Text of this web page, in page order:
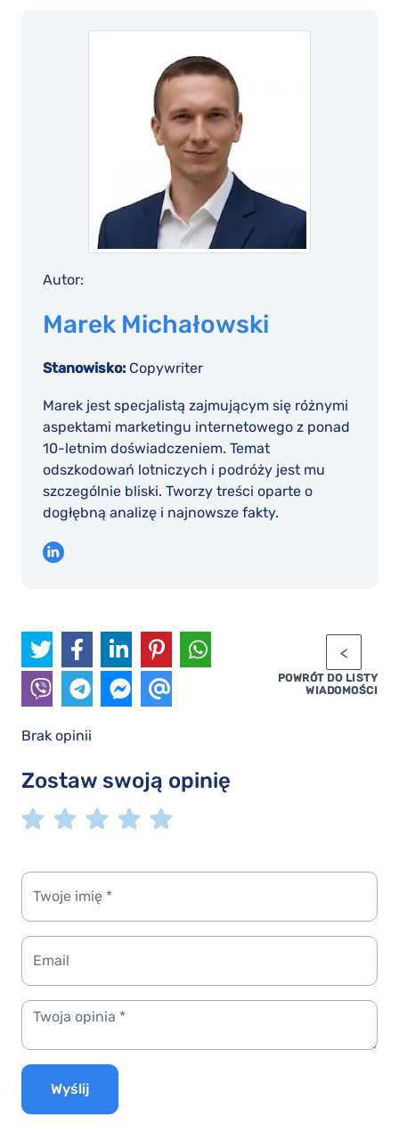
Autor:
Marek Michałowski
Stanowisko: Copywriter
Marek jest specjalistą zajmującym się różnymi
aspektami marketingu internetowego z ponad
10-letnim doświadczeniem. Temat
odszkodowań lotniczych i podróży jest mu
szczególnie bliski. Tworzy treści oparte o
dogłębną analizę i najnowsze fakty.
POWRÓT DO LISTY
WIADOMOŚCI
Brak opinii
Zostaw swoją opinię
Wyślij